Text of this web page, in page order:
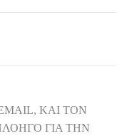
ΚΑΙ ΤΟΝ
ΓΙΑ ΤΗΝ